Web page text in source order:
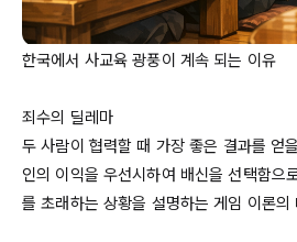
한국에서 사교육 광풍이 계속 되는 이유
죄수의 딜레마
두 사람이 협력할 때 가장 좋은 결과를 얻
인의 이익을 우선시하여 배신을 선택함으
를 초래하는 상황을 설명하는 게임 이론의